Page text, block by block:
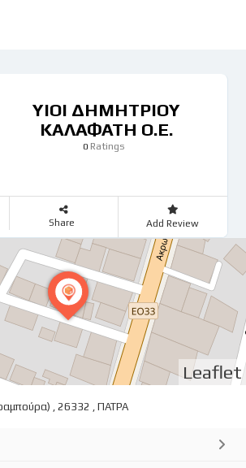
γραμμή εργαλείων
ΥΙΟΙ ΔΗΜΗΤΡΙΟΥ
ΚΑΛΑΦΑΤΗ Ο.Ε.
0Ratings
Share Add Review
Leaflet
, 26332 , ΠΑΤΡΑ